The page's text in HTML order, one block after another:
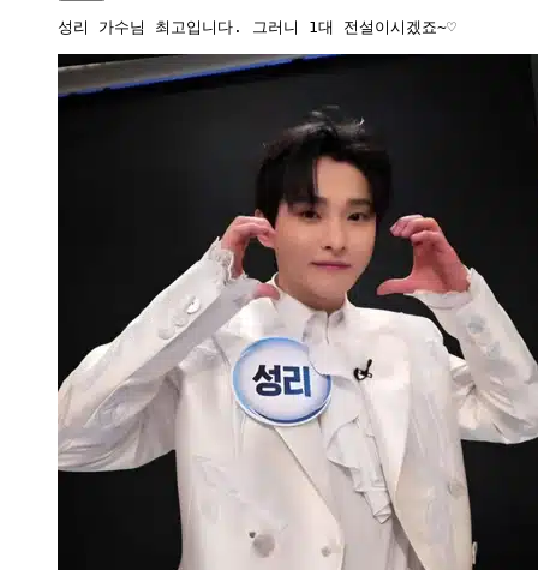
성리 가수님 최고입니다. 그러니 1대 전설이시겠죠~♡